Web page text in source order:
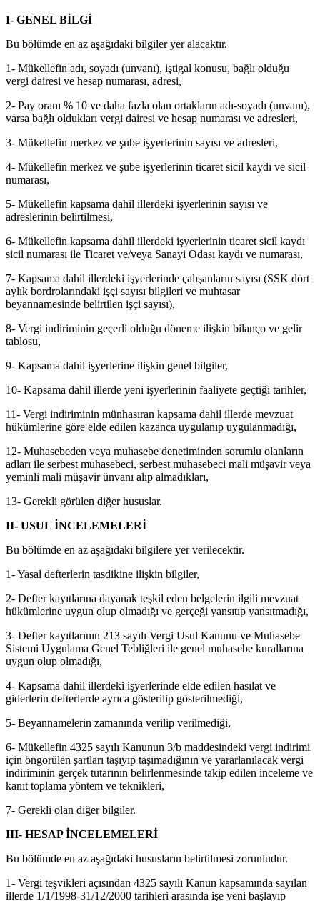
I- GENEL BİLGİ
Bu bölümde en az aşağıdaki bilgiler yer alacaktır.
1- Mükellefin adı, soyadı (unvanı), iştigal konusu, bağlı olduğu
vergi dairesi ve hesap numarası, adresi,
2- Pay oranı % 10 ve daha fazla olan ortakların adı-soyadı (unvanı),
varsa bağlı oldukları vergi dairesi ve hesap numarası ve adresleri,
3- Mükellefin merkez ve şube işyerlerinin sayısı ve adresleri,
4- Mükellefin merkez ve şube işyerlerinin ticaret sicil kaydı ve sicil
numarası,
5- Mükellefin kapsama dahil illerdeki işyerlerinin sayısı ve
adreslerinin belirtilmesi,
6- Mükellefin kapsama dahil illerdeki işyerlerinin ticaret sicil kaydı
sicil numarası ile Ticaret ve/veya Sanayi Odası kaydı ve numarası,
7- Kapsama dahil illerdeki işyerlerinde çalışanların sayısı (SSK dört
aylık bordrolarındaki işçi sayısı bilgileri ve muhtasar
beyannamesinde belirtilen işçi sayısı),
8- Vergi indiriminin geçerli olduğu döneme ilişkin bilanço ve gelir
tablosu,
9- Kapsama dahil işyerlerine ilişkin genel bilgiler,
10- Kapsama dahil illerde yeni işyerlerinin faaliyete geçtiği tarihler,
11- Vergi indiriminin münhasıran kapsama dahil illerde mevzuat
hükümlerine göre elde edilen kazanca uygulanıp uygulanmadığı,
12- Muhasebeden veya muhasebe denetiminden sorumlu olanların
adları ile serbest muhasebeci, serbest muhasebeci mali müşavir veya
yeminli mali müşavir ünvanı alıp almadıkları,
13- Gerekli görülen diğer hususlar.
II- USUL İNCELEMELERİ
Bu bölümde en az aşağıdaki bilgilere yer verilecektir.
1- Yasal defterlerin tasdikine ilişkin bilgiler,
2- Defter kayıtlarına dayanak teşkil eden belgelerin ilgili mevzuat
hükümlerine uygun olup olmadığı ve gerçeği yansıtıp yansıtmadığı,
3- Defter kayıtlarının 213 sayılı Vergi Usul Kanunu ve Muhasebe
Sistemi Uygulama Genel Tebliğleri ile genel muhasebe kurallarına
uygun olup olmadığı,
4- Kapsama dahil illerdeki işyerlerinde elde edilen hasılat ve
giderlerin defterlerde ayrıca gösterilip gösterilmediği,
5- Beyannamelerin zamanında verilip verilmediği,
6- Mükellefin 4325 sayılı Kanunun 3/b maddesindeki vergi indirimi
için öngörülen şartları taşıyıp taşımadığının ve yararlanılacak vergi
indiriminin gerçek tutarının belirlenmesinde takip edilen inceleme ve
kanıt toplama yöntem ve teknikleri,
7- Gerekli olan diğer bilgiler.
III- HESAP İNCELEMELERİ
Bu bölümde en az aşağıdaki hususların belirtilmesi zorunludur.
1- Vergi teşvikleri açısından 4325 sayılı Kanun kapsamında sayılan
illerde 1/1/1998-31/12/2000 tarihleri arasında işe yeni başlayıp